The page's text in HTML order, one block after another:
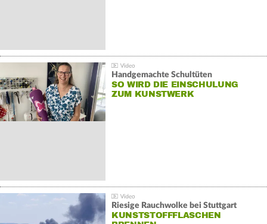
Handgemachte Schultüten
SO WIRD DIE EINSCHULUNG
ZUM KUNSTWERK
Riesige Rauchwolke bei Stuttgart
KUNSTSTOFFFLASCHEN